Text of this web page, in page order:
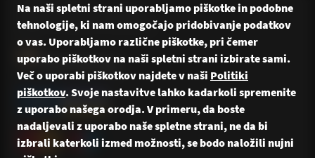
Plačilo na obroke Leanpay
Plačilo na obroke s karticami
Na naši spletni strani uporabljamo piškotke in podobne
tehnologije, ki nam omogočajo pridobivanje podatkov
o vas. Uporabljamo različne piškotke, pri čemer
uporabo piškotkov na naši spletni strani izbirate sami.
Več o uporabi piškotkov najdete v naši Politiki
piškotkov. Svoje nastavitve lahko kadarkoli spremenite
z uporabo našega orodja. V primeru, da boste
nadaljevali z uporabo naše spletne strani, ne da bi
izbrali katerkoli izmed možnosti, se bodo naložili nujni